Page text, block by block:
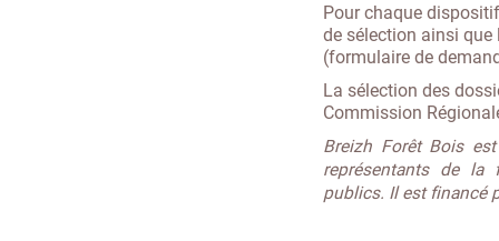
Pour chaque
de sélection ainsi
(formulaire de
La sélection des
Commission
Breizh Forêt Bois
représentants de la
publics. Il est financé